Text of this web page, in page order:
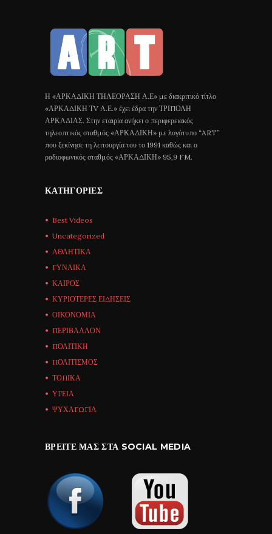
Η «ΑΡΚΑΔΙΚΗ ΤΗΛΕΟΡΑΣΗ Α.Ε» με διακριτικό τίτλο
«ΑΡΚΑΔΙΚΗ ΤV Α.Ε.» έχει έδρα την ΤΡΙΠΟΛΗ
ΑΡΚΑΔΙΑΣ. Στην εταιρία ανήκει ο περιφερειακός
τηλεοπτικός σταθμός «ΑΡΚΑΔΙΚΗ» με λογότυπο “ART”
που ξεκίνησε τη λειτουργία του το 1991 καθώς και ο
ραδιοφωνικός σταθμός «ΑΡΚΑΔΙΚΗ» 95,9 FM.
ΚΑΤΗΓΟΡΊΕΣ
Best Videos
Uncategorized
ΑΘΛΗΤΙΚΑ
ΓΥΝΑΙΚΑ
ΚΑΙΡΟΣ
ΚΥΡΙΟΤΕΡΕΣ ΕΙΔΗΣΕΙΣ
ΟΙΚΟΝΟΜΙΑ
ΠΕΡΙΒΑΛΛΟΝ
ΠΟΛΙΤΙΚΗ
ΠΟΛΙΤΙΣΜΟΣ
ΤΟΠΙΚΑ
ΥΓΕΙΑ
ΨΥΧΑΓΩΓΙΑ
ΒΡΕΊΤΕ ΜΑΣ ΣΤΑ SOCIAL MEDIA